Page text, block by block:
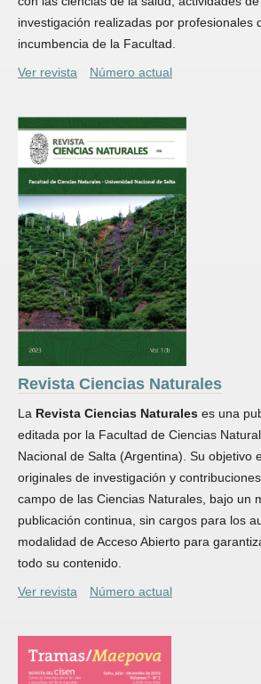
investigación realizadas por profesionales
incumbencia de la Facultad.
Ver revista
Número actual
Revista Ciencias Naturales
La Revista Ciencias Naturaleses una
editada por la Facultad de Ciencias
Nacional de Salta (Argentina). Su objetivo
originales de investigación y
campo de las Ciencias Naturales, bajo un
publicación continua, sin cargos para los
modalidad de Acceso Abierto para
todo su contenido.
Ver revista
Número actual